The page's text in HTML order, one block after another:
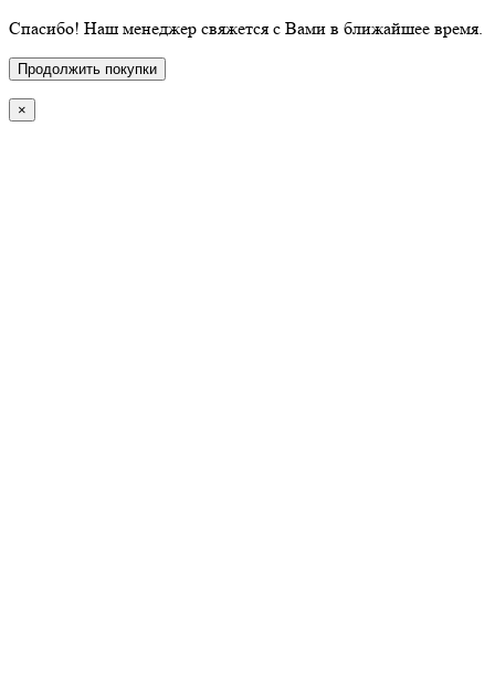
Спасибо! Наш менеджер свяжется с Вами в ближайшее время.
Продолжить покупки
×